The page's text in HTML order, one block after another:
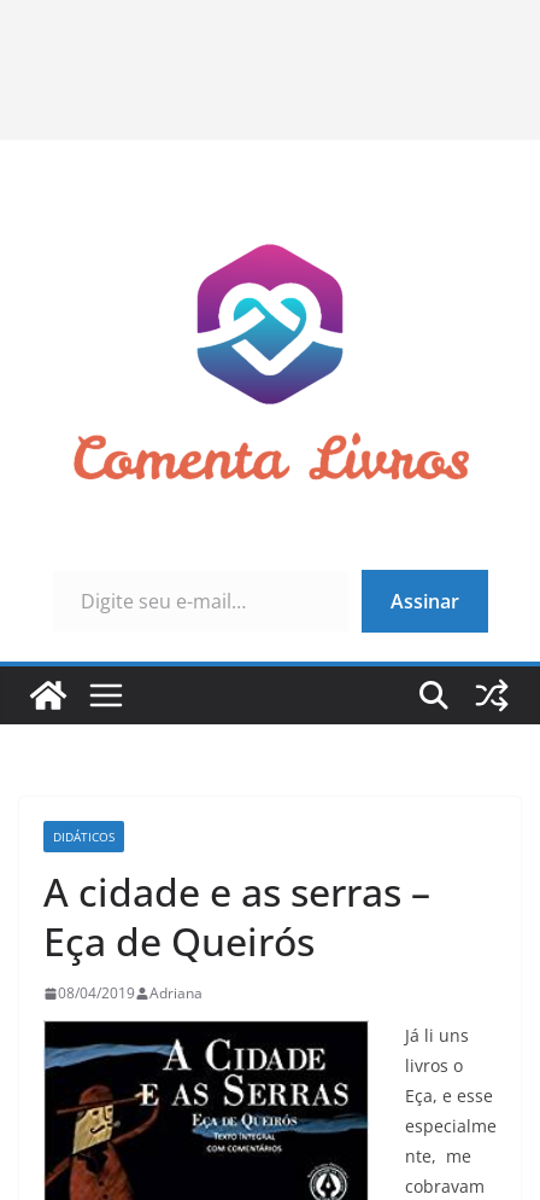
Assinar
DIDÁTICOS
A cidade e as serras –
Eça de Queirós
08/04/2019 Adriana
Já li uns
livros o
Eça, e esse
especialme
nte, me
cobravam